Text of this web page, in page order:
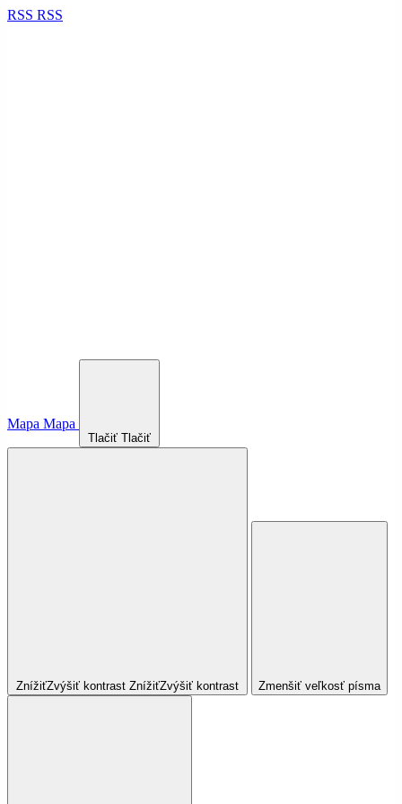
RSS RSS
Mapa Mapa
Tlačiť Tlačiť
ZnížiťZvýšiť kontrast ZnížiťZvýšiť kontrast Zmenšiť veľkosť písma